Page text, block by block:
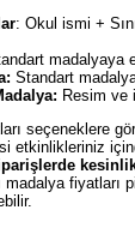
: Okul ismi +
madalyaya
Standart
Resim ve
seçeneklere
etkinlikleriniz
fiyatları